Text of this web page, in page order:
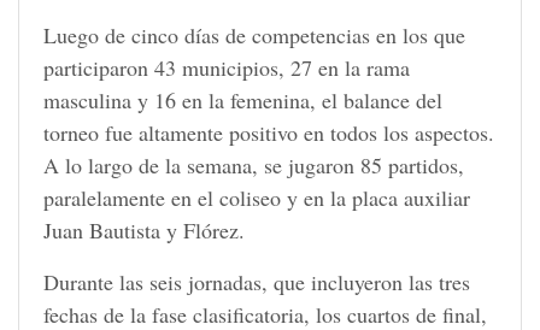
Luego de cinco días de competencias en los que
participaron 43 municipios, 27 en la rama
masculina y 16 en la femenina, el balance del
torneo fue altamente positivo en todos los aspectos.
A lo largo de la semana, se jugaron 85 partidos,
paralelamente en el coliseo y en la placa auxiliar
Juan Bautista y Flórez.
Durante las seis jornadas, que incluyeron las tres
fechas de la fase clasificatoria, los cuartos de final,